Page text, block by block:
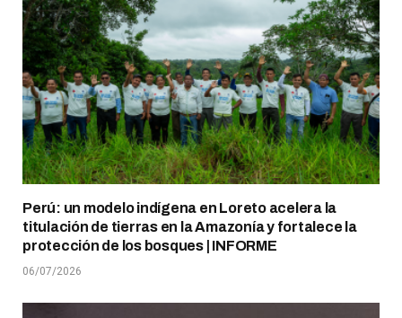
Perú: un modelo indígena en Loreto acelera la
titulación de tierras en la Amazonía y fortalece la
protección de los bosques | INFORME
06/07/2026